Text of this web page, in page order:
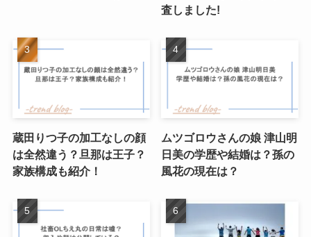
査しました!
蔵田りつ子の加工なしの顔
は全然違う？旦那は王子？
家族構成も紹介！
ムツゴロウさんの娘 津山明
日美の学歴や結婚は？孫の
風花の現在は？